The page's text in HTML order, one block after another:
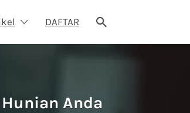
DAFTAR
Anda